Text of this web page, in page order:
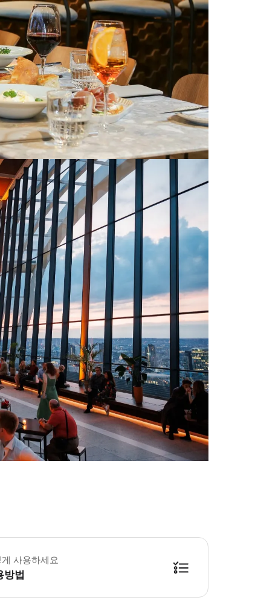
지 못할 저녁 모험을 시작해보세요. 상징적인 스카이 가든 맞은편에
사용하세요
방법